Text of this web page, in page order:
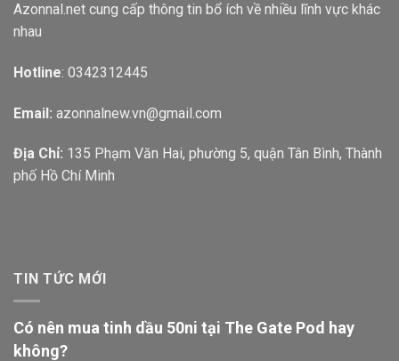
Azonnal.net cung cấp thông tin bổ ích về nhiều lĩnh vực khác
nhau
Hotline: 0342312445
Email: azonnalnew.vn@gmail.com
Địa Chỉ: 135 Phạm Văn Hai, phường 5, quận Tân Bình, Thành
phố Hồ Chí Minh
TIN TỨC MỚI
Có nên mua tinh dầu 50ni tại The Gate Pod hay
không?